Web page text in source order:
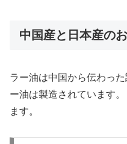
中国産と日本産の
ラー油は中国から伝わっ
ー油は製造されています
ます。